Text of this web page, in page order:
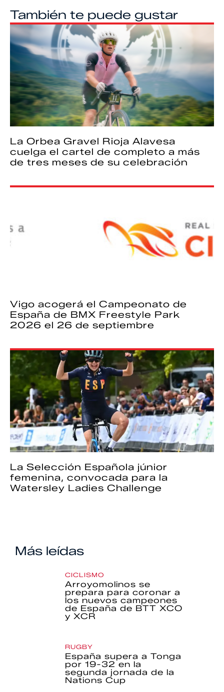
También te puede gustar
La Orbea Gravel Rioja Alavesa
cuelga el cartel de completo a más
de tres meses de su celebración
Vigo acogerá el Campeonato de
España de BMX Freestyle Park
2026 el 26 de septiembre
La Selección Española júnior
femenina, convocada para la
Watersley Ladies Challenge
Más leídas
CICLISMO
Arroyomolinos se
prepara para coronar a
los nuevos campeones
de España de BTT XCO
y XCR
RUGBY
España supera a Tonga
por 19-32 en la
segunda jornada de la
Nations Cup